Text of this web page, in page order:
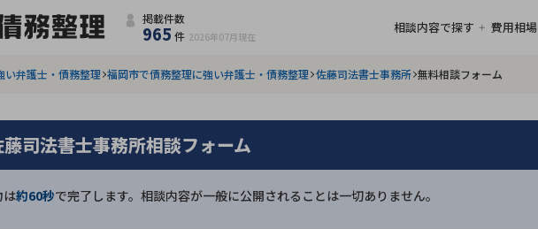
掲載件数
965 件 2026年07月 現在
相談内容で探す 費用相場
い弁護士・債務整理 福岡市で債務整理に強い弁護士・債務整理 佐藤司法書士事務所 無料相談フォーム
司法書士事務所相談フォーム
は約60秒で完了します。相談内容が一般に公開されることは一切ありません。